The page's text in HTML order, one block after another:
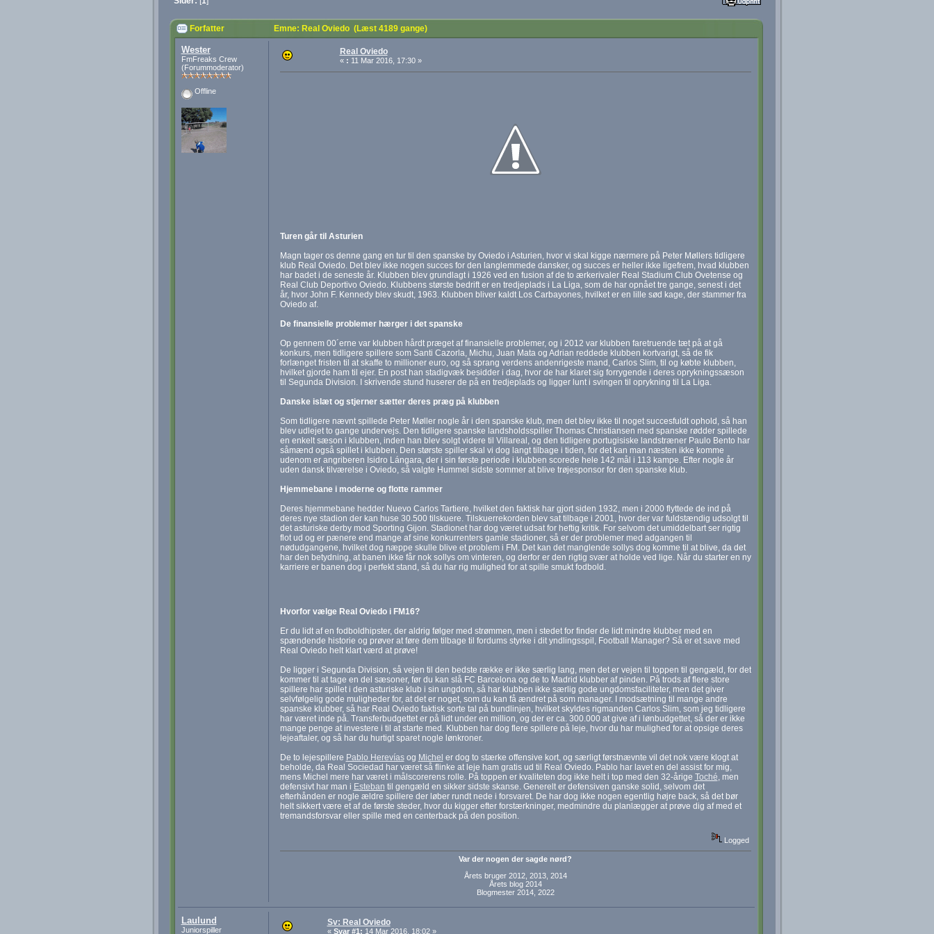
Forfatter Emne: Real Oviedo (Læst 4189 gange)
Wester
FmFreaks Crew
(Forummoderator)
Offline
Real Oviedo
« : 11 Mar 2016, 17:30 »
Turen går til Asturien
Magn tager os denne gang en tur til den spanske by Oviedo i Asturien, hvor vi skal kigge nærmere på Peter Møllers tidligere
klub Real Oviedo. Det blev ikke nogen succes for den langlemmede dansker, og succes er heller ikke ligefrem, hvad klubben
har badet i de seneste år. Klubben blev grundlagt i 1926 ved en fusion af de to ærkerivaler Real Stadium Club Ovetense og
Real Club Deportivo Oviedo. Klubbens største bedrift er en tredjeplads i La Liga, som de har opnået tre gange, senest i det
år, hvor John F. Kennedy blev skudt, 1963. Klubben bliver kaldt Los Carbayones, hvilket er en lille sød kage, der stammer fra
Oviedo af.
De finansielle problemer hærger i det spanske
Op gennem 00´erne var klubben hårdt præget af finansielle problemer, og i 2012 var klubben faretruende tæt på at gå
konkurs, men tidligere spillere som Santi Cazorla, Michu, Juan Mata og Adrian reddede klubben kortvarigt, så de fik
forlænget fristen til at skaffe to millioner euro, og så sprang verdens andenrigeste mand, Carlos Slim, til og købte klubben,
hvilket gjorde ham til ejer. En post han stadigvæk besidder i dag, hvor de har klaret sig forrygende i deres oprykningssæson
til Segunda Division. I skrivende stund huserer de på en tredjeplads og ligger lunt i svingen til oprykning til La Liga.
Danske islæt og stjerner sætter deres præg på klubben
Som tidligere nævnt spillede Peter Møller nogle år i den spanske klub, men det blev ikke til noget succesfuldt ophold, så han
blev udlejet to gange undervejs. Den tidligere spanske landsholdsspiller Thomas Christiansen med spanske rødder spillede
en enkelt sæson i klubben, inden han blev solgt videre til Villareal, og den tidligere portugisiske landstræner Paulo Bento har
såmænd også spillet i klubben. Den største spiller skal vi dog langt tilbage i tiden, for det kan man næsten ikke komme
udenom er angriberen Isidro Lángara, der i sin første periode i klubben scorede hele 142 mål i 113 kampe. Efter nogle år
uden dansk tilværelse i Oviedo, så valgte Hummel sidste sommer at blive trøjesponsor for den spanske klub.
Hjemmebane i moderne og flotte rammer
Deres hjemmebane hedder Nuevo Carlos Tartiere, hvilket den faktisk har gjort siden 1932, men i 2000 flyttede de ind på
deres nye stadion der kan huse 30.500 tilskuere. Tilskuerrekorden blev sat tilbage i 2001, hvor der var fuldstændig udsolgt til
det asturiske derby mod Sporting Gijon. Stadionet har dog været udsat for heftig kritik. For selvom det umiddelbart ser rigtig
flot ud og er pænere end mange af sine konkurrenters gamle stadioner, så er der problemer med adgangen til
nødudgangene, hvilket dog næppe skulle blive et problem i FM. Det kan det manglende sollys dog komme til at blive, da det
har den betydning, at banen ikke får nok sollys om vinteren, og derfor er den rigtig svær at holde ved lige. Når du starter en ny
karriere er banen dog i perfekt stand, så du har rig mulighed for at spille smukt fodbold.
Hvorfor vælge Real Oviedo i FM16?
Er du lidt af en fodboldhipster, der aldrig følger med strømmen, men i stedet for finder de lidt mindre klubber med en
spændende historie og prøver at føre dem tilbage til fordums styrke i dit yndlingsspil, Football Manager? Så er et save med
Real Oviedo helt klart værd at prøve!
De ligger i Segunda Division, så vejen til den bedste række er ikke særlig lang, men det er vejen til toppen til gengæld, for det
kommer til at tage en del sæsoner, før du kan slå FC Barcelona og de to Madrid klubber af pinden. På trods af flere store
spillere har spillet i den asturiske klub i sin ungdom, så har klubben ikke særlig gode ungdomsfaciliteter, men det giver
selvfølgelig gode muligheder for, at det er noget, som du kan få ændret på som manager. I modsætning til mange andre
spanske klubber, så har Real Oviedo faktisk sorte tal på bundlinjen, hvilket skyldes rigmanden Carlos Slim, som jeg tidligere
har været inde på. Transferbudgettet er på lidt under en million, og der er ca. 300.000 at give af i lønbudgettet, så der er ikke
mange penge at investere i til at starte med. Klubben har dog flere spillere på leje, hvor du har mulighed for at opsige deres
lejeaftaler, og så har du hurtigt sparet nogle lønkroner.
De to lejespillere Pablo Herevíasog Michel er dog to stærke offensive kort, og særligt førstnævnte vil det nok være klogt at
beholde, da Real Sociedad har været så flinke at leje ham gratis ud til Real Oviedo. Pablo har lavet en del assist for mig,
mens Michel mere har været i målscorerens rolle. På toppen er kvaliteten dog ikke helt i top med den 32-årige Toché , men
defensivt har man i Esteban til gengæld en sikker sidste skanse. Generelt er defensiven ganske solid, selvom det
efterhånden er nogle ældre spillere der løber rundt nede i forsvaret. De har dog ikke nogen egentlig højre back, så det bør
helt sikkert være et af de første steder, hvor du kigger efter forstærkninger, medmindre du planlægger at prøve dig af med et
tremandsforsvar eller spille med en centerback på den position.
Logged
Var der nogen der sagde nørd?
Årets bruger 2012, 2013, 2014
Årets blog 2014
Blogmester 2014, 2022
Laulund
Juniorspiller
Sv: Real Oviedo
« Svar #1: 14 Mar 2016, 18:02 »